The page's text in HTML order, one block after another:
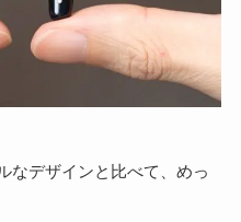
なデザインと比べて、めっ